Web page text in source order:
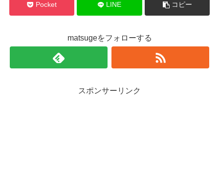
Pocket LINE コピー
matsugeをフォローする
スポンサーリンク